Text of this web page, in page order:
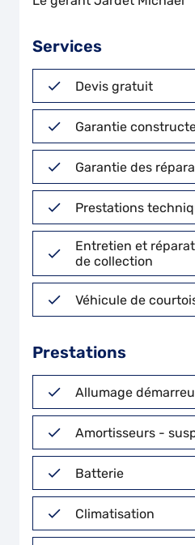
Services
Devis gratuit
Garantie
Garantie des
Prestations
Entretien et
de collection
Véhicule de
Prestations
Allumage
Amortisseurs -
Batterie
Climatisation